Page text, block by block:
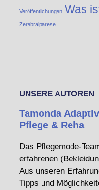
Veröffentlichungen Was
Zerebralparese
UNSERE AUTOREN
Tamonda
Pflege & Reha
Das Pflegemode-
erfahrenen
Aus unseren
Tipps und